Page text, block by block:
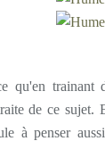
qu'en trainant
de ce sujet.
à penser